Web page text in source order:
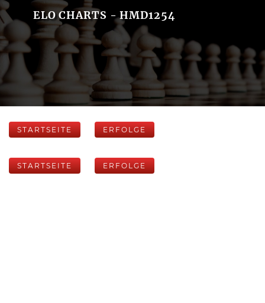
ELO CHARTS - HMD1254
STARTSEITE ERFOLGE
STARTSEITE ERFOLGE